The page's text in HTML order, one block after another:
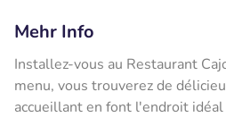
Mehr Info
Installez-vous au Restaurant
menu, vous trouverez de
accueillant en font l'endroit